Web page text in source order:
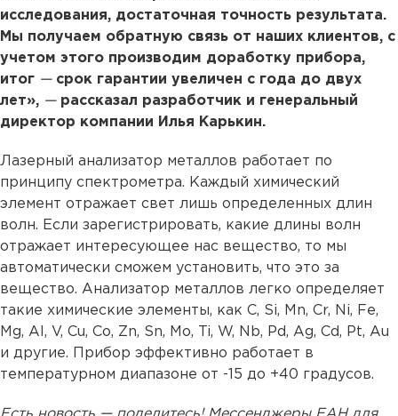
исследования, достаточная точность результата.
Мы получаем обратную связь от наших клиентов, с
учетом этого производим доработку прибора,
итог —срок гарантии увеличен с года до двух
лет», —рассказал разработчик и генеральный
директор компании Илья Карькин.
Лазерный анализатор металлов работает по
принципу спектрометра. Каждый химический
элемент отражает свет лишь определенных длин
волн. Если зарегистрировать, какие длины волн
отражает интересующее нас вещество, то мы
автоматически сможем установить, что это за
вещество. Анализатор металлов легко определяет
такие химические элементы, как C, Si, Mn, Cr, Ni, Fe,
Mg, Al, V, Cu, Co, Zn, Sn, Mo, Ti, W, Nb, Pd, Ag, Cd, Pt, Au
и другие. Прибор эффективно работает в
температурном диапазоне от -15 до +40 градусов.